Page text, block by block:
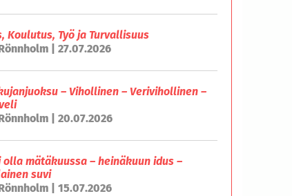
Koulutus, Työ ja Turvallisuus
| 27.07.2026
– Vihollinen – Verivihollinen –
| 20.07.2026
olla mätäkuussa – heinäkuun idus –
suvi
| 15.07.2026